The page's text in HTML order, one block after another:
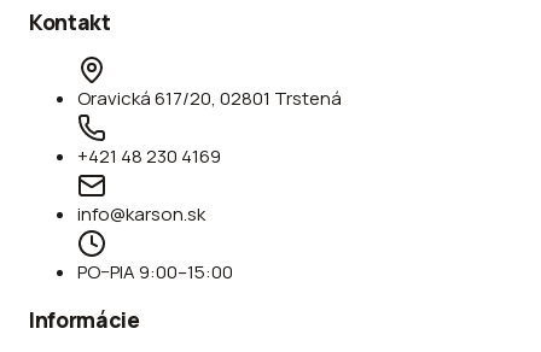
Kontakt
Oravická 617/20, 02801 Trstená
+421 48 230 4169
info@karson.sk
PO–PIA 9:00–15:00
Informácie